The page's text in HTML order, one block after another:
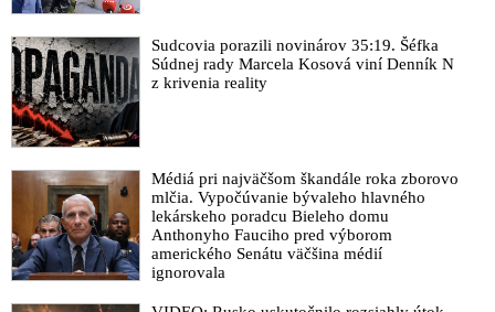
Sudcovia porazili novinárov 35:19. Šéfka
Súdnej rady Marcela Kosová viní Denník N
z krivenia reality
Médiá pri najväčšom škandále roka zborovo
mlčia. Vypočúvanie bývaleho hlavného
lekárskeho poradcu Bieleho domu
Anthonyho Fauciho pred výborom
amerického Senátu väčšina médií
ignorovala